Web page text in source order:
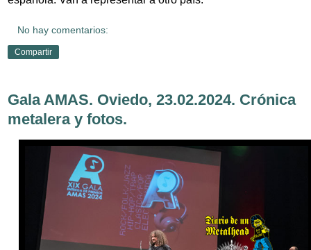
No hay comentarios:
Compartir
Gala AMAS. Oviedo, 23.02.2024. Crónica
metalera y fotos.